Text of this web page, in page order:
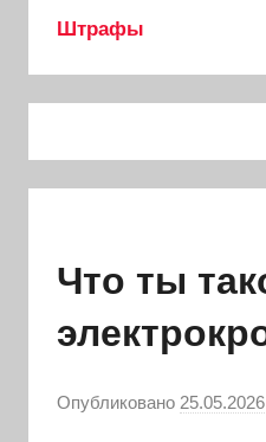
Что ты
Опубликовано 25.05.2026
Штрафы